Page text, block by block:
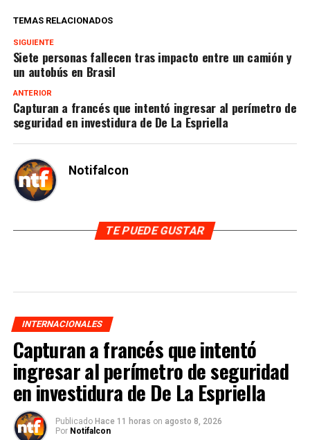
TEMAS RELACIONADOS
SIGUIENTE
Siete personas fallecen tras impacto entre un camión y
un autobús en Brasil
ANTERIOR
Capturan a francés que intentó ingresar al perímetro de
seguridad en investidura de De La Espriella
Notifalcon
TE PUEDE GUSTAR
INTERNACIONALES
Capturan a francés que intentó
ingresar al perímetro de seguridad
en investidura de De La Espriella
Publicado Hace 11 horas on agosto 8, 2026
Por Notifalcon